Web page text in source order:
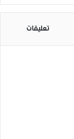
تعليقات